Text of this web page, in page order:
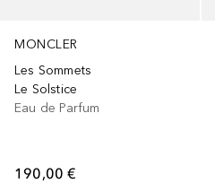
MONCLER
Les Sommets
Le Solstice
Eau de Parfum
190,00 €